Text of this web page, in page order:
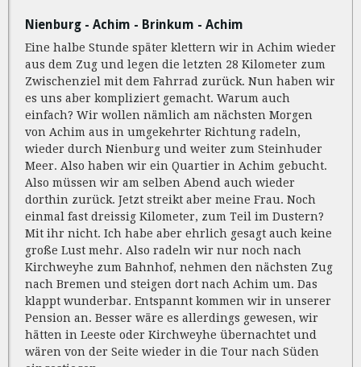
Nienburg - Achim - Brinkum - Achim
Eine halbe Stunde später klettern wir in Achim wieder
aus dem Zug und legen die letzten 28 Kilometer zum
Zwischenziel mit dem Fahrrad zurück. Nun haben wir
es uns aber kompliziert gemacht. Warum auch
einfach? Wir wollen nämlich am nächsten Morgen
von Achim aus in umgekehrter Richtung radeln,
wieder durch Nienburg und weiter zum Steinhuder
Meer. Also haben wir ein Quartier in Achim gebucht.
Also müssen wir am selben Abend auch wieder
dorthin zurück. Jetzt streikt aber meine Frau. Noch
einmal fast dreissig Kilometer, zum Teil im Dustern?
Mit ihr nicht. Ich habe aber ehrlich gesagt auch keine
große Lust mehr. Also radeln wir nur noch nach
Kirchweyhe zum Bahnhof, nehmen den nächsten Zug
nach Bremen und steigen dort nach Achim um. Das
klappt wunderbar. Entspannt kommen wir in unserer
Pension an. Besser wäre es allerdings gewesen, wir
hätten in Leeste oder Kirchweyhe übernachtet und
wären von der Seite wieder in die Tour nach Süden